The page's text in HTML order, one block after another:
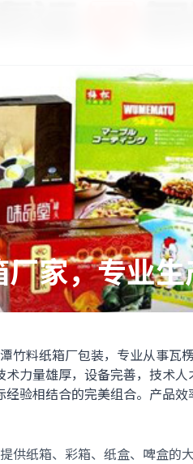
家，专业
竹料纸箱厂包装，专业从事瓦
力量雄厚，设备完善，技术
验相结合的完美组合。产品
纸箱、彩箱、纸盒、啤盒的